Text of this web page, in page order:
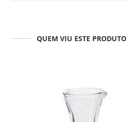
QUEM VIU ESTE